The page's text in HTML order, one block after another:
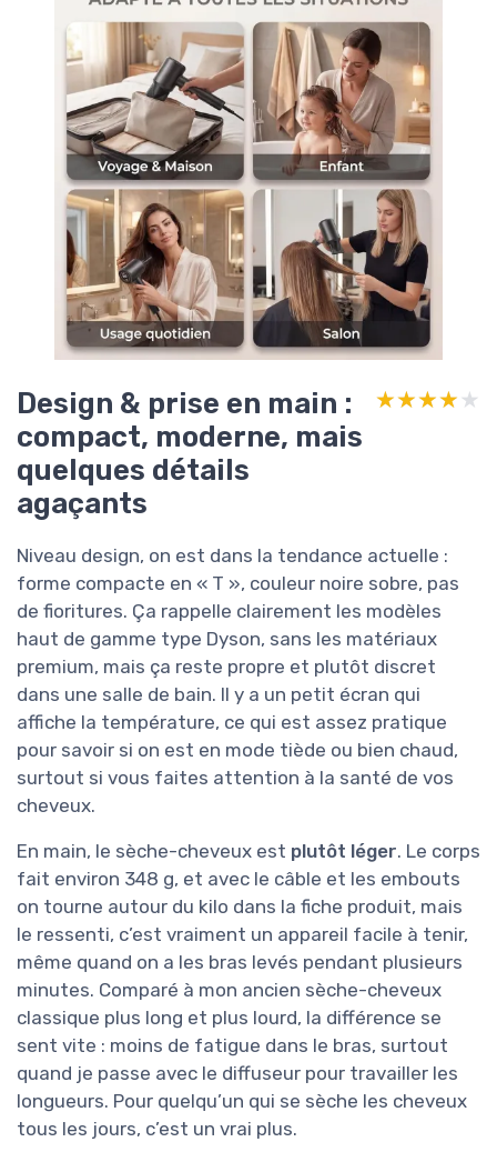
Design & prise en main :
compact, moderne, mais
quelques détails
agaçants
★★★★★
★★★★★
Niveau design, on est dans la tendance actuelle :
forme compacte en « T », couleur noire sobre, pas
de fioritures. Ça rappelle clairement les modèles
haut de gamme type Dyson, sans les matériaux
premium, mais ça reste propre et plutôt discret
dans une salle de bain. Il y a un petit écran qui
affiche la température, ce qui est assez pratique
pour savoir si on est en mode tiède ou bien chaud,
surtout si vous faites attention à la santé de vos
cheveux.
En main, le sèche-cheveux est plutôt léger. Le corps
fait environ 348 g, et avec le câble et les embouts
on tourne autour du kilo dans la fiche produit, mais
le ressenti, c’est vraiment un appareil facile à tenir,
même quand on a les bras levés pendant plusieurs
minutes. Comparé à mon ancien sèche-cheveux
classique plus long et plus lourd, la différence se
sent vite : moins de fatigue dans le bras, surtout
quand je passe avec le diffuseur pour travailler les
longueurs. Pour quelqu’un qui se sèche les cheveux
tous les jours, c’est un vrai plus.